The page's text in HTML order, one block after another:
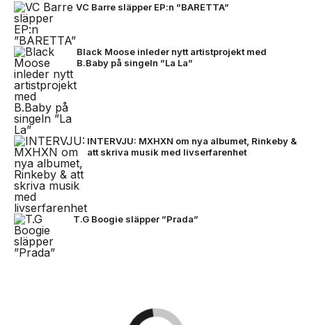
VC Barre släpper EP:n ”BARETTA”
Black Moose inleder nytt artistprojekt med
B.Baby på singeln ”La La”
INTERVJU: MXHXN om nya albumet, Rinkeby &
att skriva musik med livserfarenhet
T.G Boogie släpper ”Prada”